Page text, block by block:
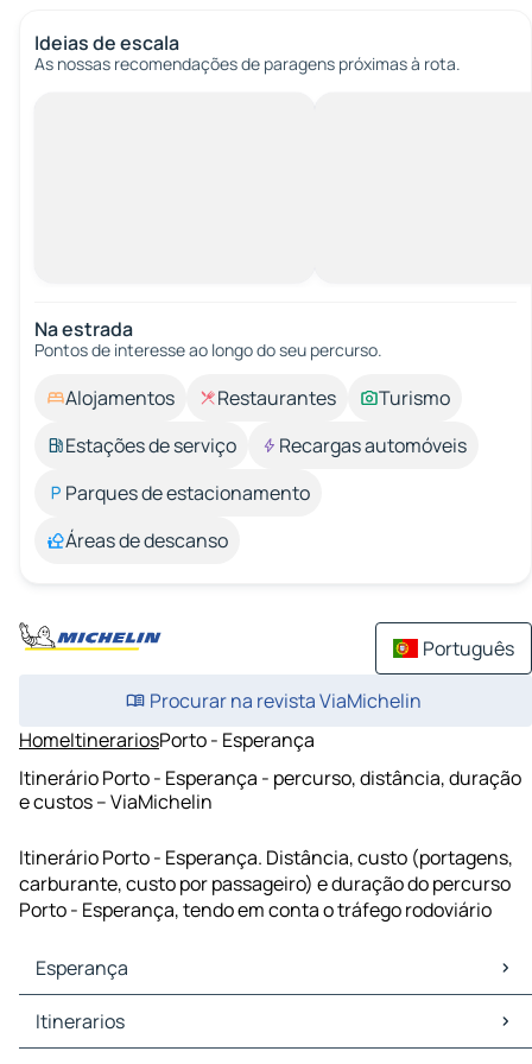
Ideias de escala
As nossas recomendações de paragens próximas à rota.
Na estrada
Pontos de interesse ao longo do seu percurso.
Alojamentos Restaurantes
Turismo
Estações de serviço
Recargas automóveis
Parques de estacionamento
Áreas de descanso
Português
Procurar na revista ViaMichelin
HomeItinerariosPorto - Esperança
Itinerário Porto - Esperança - percurso, distância, duração
e custos – ViaMichelin
Itinerário Porto - Esperança. Distância, custo (portagens,
carburante, custo por passageiro) e duração do percurso
Porto - Esperança, tendo em conta o tráfego rodoviário
Esperança
Esperança Mapas Plantas
Esperança Trafego
Itinerarios